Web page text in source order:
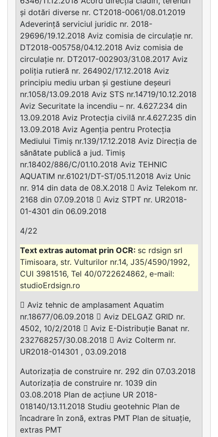
și dotări diverse nr. CT2018-0061/08.01.2019
Adeverință serviciul juridic nr. 2018-
29696/19.12.2018 Aviz comisia de circulație nr.
DT2018-005758/04.12.2018 Aviz comisia de
circulație nr. DT2017-002903/31.08.2017 Aviz
poliția rutieră nr. 264902/17.12.2018 Aviz
principiu mediu urban și gestiune deșeuri
nr.1058/13.09.2018 Aviz STS nr.14719/10.12.2018
Aviz Securitate la incendiu – nr. 4.627.234 din
13.09.2018 Aviz Protecția civilă nr.4.627.235 din
13.09.2018 Aviz Agenția pentru Protecția
Mediului Timiș nr.139/17.12.2018 Aviz Direcția de
sănătate publică a jud. Timiș
nr.18402/886/C/01.10.2018 Aviz TEHNIC
AQUATIM nr.61021/DT-ST/05.11.2018 Aviz Unic
nr. 914 din data de 08.X.2018  Aviz Telekom nr.
2168 din 07.09.2018  Aviz STPT nr. UR2018-
01-4301 din 06.09.2018
4/22
sc rdsign srl
Timisoara, str. Vulturilor nr.14, J35/4590/1992,
CUI 3981516, Tel 40/0722624862, e-mail:
studioErdsign.ro
 Aviz tehnic de amplasament Aquatim
nr.18677/06.09.2018  Aviz DELGAZ GRID nr.
4502, 10/2/2018  Aviz E-Distribuție Banat nr.
232768257/30.08.2018  Aviz Colterm nr.
UR2018-014301 , 03.09.2018
Autorizația de construire nr. 292 din 07.03.2018
Autorizația de construire nr. 1039 din
03.08.2018 Plan de acțiune UR 2018-
018140/13.11.2018 Studiu geotehnic Plan de
încadrare în zonă, extras PMT Plan de situație,
extras PMT